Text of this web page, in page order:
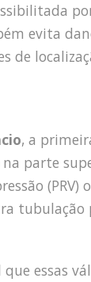
evita
de
, a
parte
(PRV)
essas